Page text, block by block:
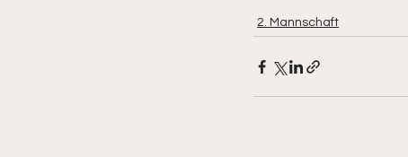
2. Mannschaft